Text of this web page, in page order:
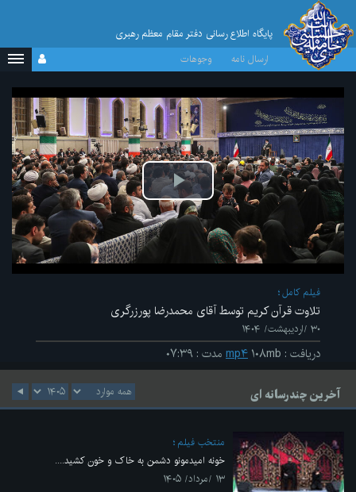
پایگاه اطلاع رسانی دفتر مقام معظم رهبری
ارسال نامه
وجوهات
پخش
ویدیو
فیلم کامل
تلاوت قرآن کریم توسط آقای محمدرضا پورزرگری
۳۰ /اردیبهشت/ ۱۴۰۴
دریافت : mp۴ ۱۰۸mb مدت : ۰۷:۳۹
آخرین چندرسانه ای
منتخب فیلم
خونه امیدمونو دشمن به خاک و خون کشید....
۱۳ /مرداد/ ۱۴۰۵